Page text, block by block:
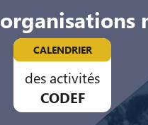
organisations
CALENDRIER
des activités
CODEF